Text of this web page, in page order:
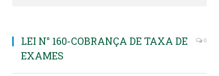
LEI N° 160-COBRANÇA DE TAXA DE
EXAMES
0